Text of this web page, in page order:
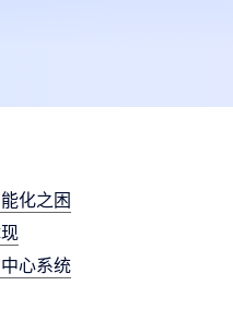
化之困
心系统